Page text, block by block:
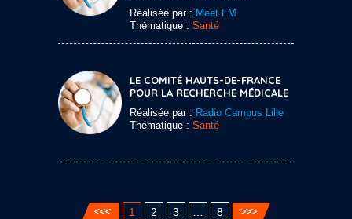
Réalisée par : Meet FM
Thématique : Santé
LE COMITÉ HAUTS-DE-FRANCE
POUR LA RECHERCHE MÉDICALE
Réalisée par : Radio Campus Lille
Thématique : Santé
1 2 3 8